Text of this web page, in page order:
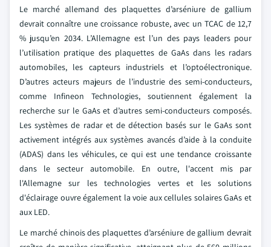
Le marché allemand des plaquettes d’arséniure de gallium
devrait connaître une croissance robuste, avec un TCAC de 12,7
% jusqu’en 2034. L’Allemagne est l’un des pays leaders pour
l’utilisation pratique des plaquettes de GaAs dans les radars
automobiles, les capteurs industriels et l’optoélectronique.
D’autres acteurs majeurs de l’industrie des semi-conducteurs,
comme Infineon Technologies, soutiennent également la
recherche sur le GaAs et d’autres semi-conducteurs composés.
Les systèmes de radar et de détection basés sur le GaAs sont
activement intégrés aux systèmes avancés d’aide à la conduite
(ADAS) dans les véhicules, ce qui est une tendance croissante
dans le secteur automobile. En outre, l'accent mis par
l'Allemagne sur les technologies vertes et les solutions
d'éclairage ouvre également la voie aux cellules solaires GaAs et
aux LED.
Le marché chinois des plaquettes d’arséniure de gallium devrait